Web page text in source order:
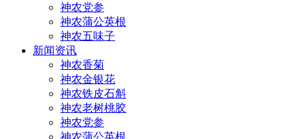
神农党参
神农蒲公英根
神农五味子
新闻资讯
神农香菊
神农金银花
神农铁皮石斛
神农老树桃胶
神农党参